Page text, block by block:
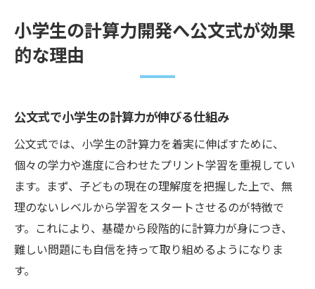
小学生の計算力開発へ公文式が効果
的な理由
公文式で小学生の計算力が伸びる仕組み
公文式では、小学生の計算力を着実に伸ばすために、
個々の学力や進度に合わせたプリント学習を重視してい
ます。まず、子どもの現在の理解度を把握した上で、無
理のないレベルから学習をスタートさせるのが特徴で
す。これにより、基礎から段階的に計算力が身につき、
難しい問題にも自信を持って取り組めるようになりま
す。